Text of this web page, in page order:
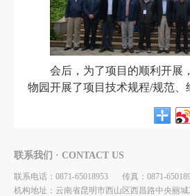
会后， 为了项目的顺利开展
物园开展了项目技术规程/规范、
联系我们 · CONTACT US
联系电话：0871-65018953
传真：0871-
机构地址：云南省昆明市西山区西昌路中央丽城